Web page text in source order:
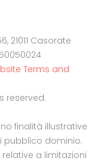
21011 Casorate
Terms and
reserved.
finalità illustrative
pubblico dominio.
a limitazioni